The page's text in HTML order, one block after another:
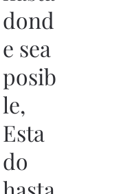
dond
e sea
posib
le,
Esta
do